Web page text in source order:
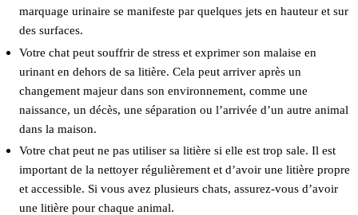
marquage urinaire se manifeste par quelques jets en hauteur et sur
des surfaces.
Votre chat peut souffrir de stress et exprimer son malaise en
urinant en dehors de sa litière. Cela peut arriver après un
changement majeur dans son environnement, comme une
naissance, un décès, une séparation ou l’arrivée d’un autre animal
dans la maison.
Votre chat peut ne pas utiliser sa litière si elle est trop sale. Il est
important de la nettoyer régulièrement et d’avoir une litière propre
et accessible. Si vous avez plusieurs chats, assurez-vous d’avoir
une litière pour chaque animal.